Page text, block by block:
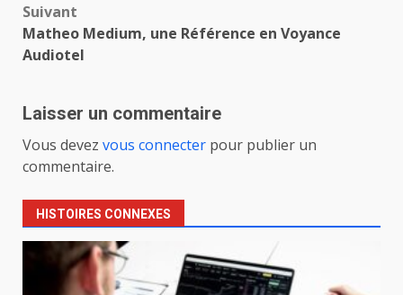
Suivant
Matheo Medium, une Référence en Voyance
Audiotel
Laisser un commentaire
Vous devez vous connecter pour publier un
commentaire.
HISTOIRES CONNEXES